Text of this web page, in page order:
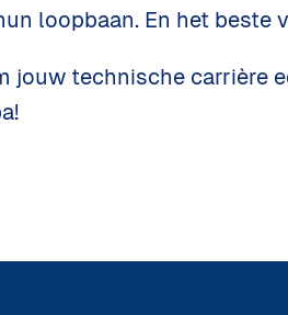
loopbaan. En het beste
jouw technische carrière